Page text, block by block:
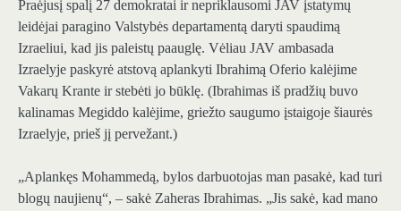
Praėjusį spalį 27 demokratai ir nepriklausomi JAV įstatymų
leidėjai paragino Valstybės departamentą daryti spaudimą
Izraeliui, kad jis paleistų paauglę. Vėliau JAV ambasada
Izraelyje paskyrė atstovą aplankyti Ibrahimą Oferio kalėjime
Vakarų Krante ir stebėti jo būklę. (Ibrahimas iš pradžių buvo
kalinamas Megiddo kalėjime, griežto saugumo įstaigoje šiaurės
Izraelyje, prieš jį pervežant.)
„Aplankęs Mohammedą, bylos darbuotojas man pasakė, kad turi
blogų naujienų“, – sakė Zaheras Ibrahimas. „Jis sakė, kad mano